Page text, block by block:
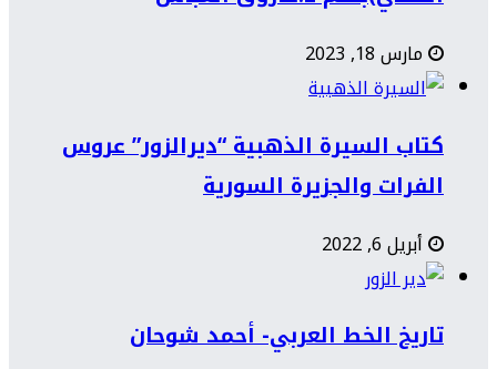
مارس 18, 2023
كتاب السيرة الذهبية “ديرالزور” عروس
الفرات والجزيرة السورية
أبريل 6, 2022
تاريخ الخط العربي- أحمد شوحان